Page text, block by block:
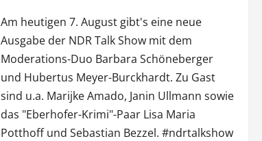
Am heutigen 7. August gibt's eine neue
Ausgabe der NDR Talk Showmit dem
Moderations-Duo Barbara Schöneberger
und Hubertus Meyer-Burckhardt. Zu Gast
sind u.a. Marijke Amado, Janin Ullmann sowie
das "Eberhofer-Krimi"-Paar Lisa Maria
Potthoff und Sebastian Bezzel. #ndrtalkshow